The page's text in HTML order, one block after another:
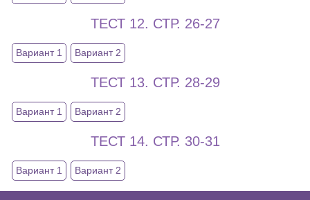
ТЕСТ 12. СТР. 26-27
Вариант 1 Вариант 2
ТЕСТ 13. СТР. 28-29
Вариант 1 Вариант 2
ТЕСТ 14. СТР. 30-31
Вариант 1 Вариант 2